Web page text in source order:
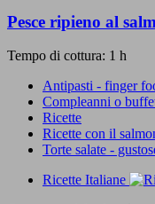
Pesce ripieno al
Tempo di cottura: 1 h
Antipasti - finger
Compleanni o
Ricette
Ricette con il
Torte salate -
Ricette Italiane